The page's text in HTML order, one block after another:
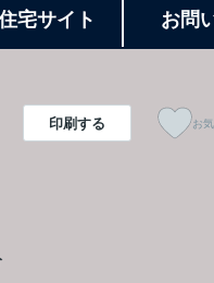
宅サイト お問
印刷する お